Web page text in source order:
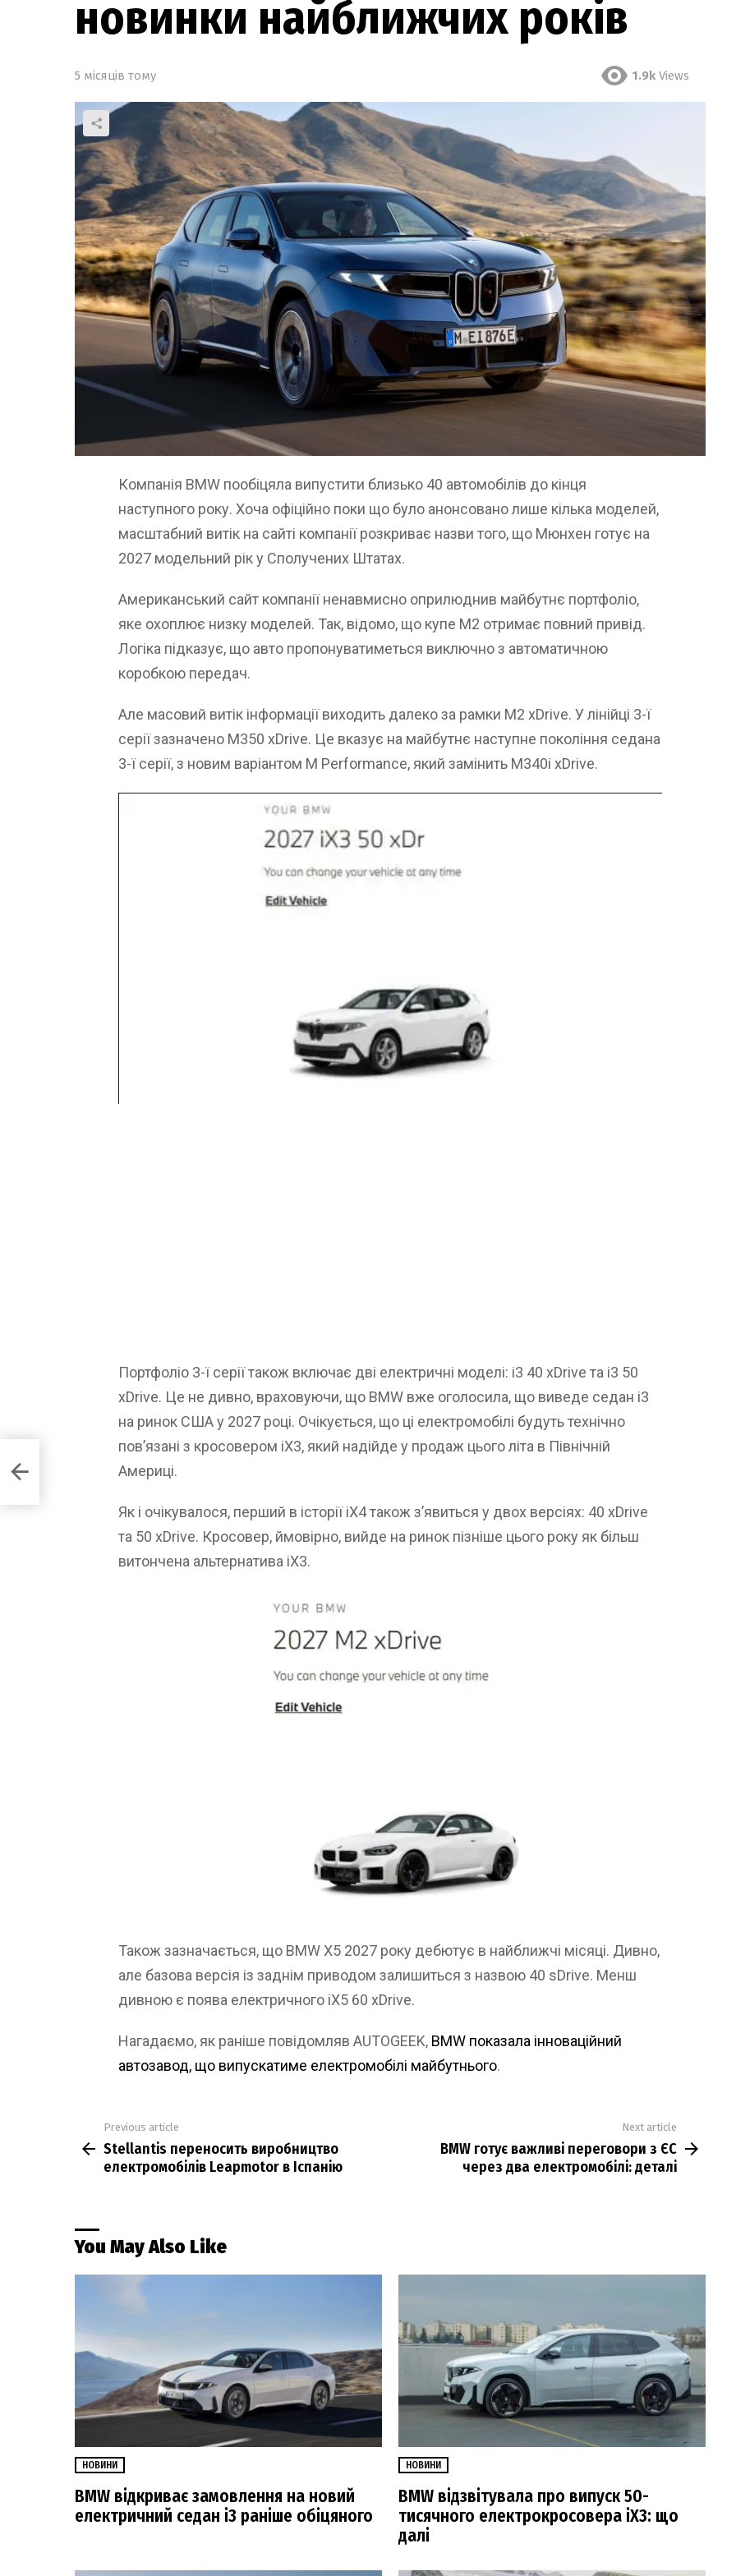
новинки найближчих років
5 місяців тому 1.9k Views
Компанія BMW пообіцяла випустити близько 40 автомобілів до кінця
наступного року. Хоча офіційно поки що було анонсовано лише кілька моделей,
масштабний витік на сайті компанії розкриває назви того, що Мюнхен готує на
2027 модельний рік у Сполучених Штатах.
Американський сайт компанії ненавмисно оприлюднив майбутнє портфоліо,
яке охоплює низку моделей. Так, відомо, що купе M2 отримає повний привід.
Логіка підказує, що авто пропонуватиметься виключно з автоматичною
коробкою передач.
Але масовий витік інформації виходить далеко за рамки M2 xDrive. У лінійці 3-ї
серії зазначено M350 xDrive. Це вказує на майбутнє наступне покоління седана
3-ї серії, з новим варіантом M Performance, який замінить M340i xDrive.
Портфоліо 3-ї серії також включає дві електричні моделі: i3 40 xDrive та i3 50
xDrive. Це не дивно, враховуючи, що BMW вже оголосила, що виведе седан i3
на ринок США у 2027 році. Очікується, що ці електромобілі будуть технічно
пов’язані з кросовером iX3, який надійде у продаж цього літа в Північній
Америці.
Як і очікувалося, перший в історії iX4 також з’явиться у двох версіях: 40 xDrive
та 50 xDrive. Кросовер, ймовірно, вийде на ринок пізніше цього року як більш
витончена альтернатива iX3.
Також зазначається, що BMW X5 2027 року дебютує в найближчі місяці. Дивно,
але базова версія із заднім приводом залишиться з назвою 40 sDrive. Менш
дивною є поява електричного iX5 60 xDrive.
Нагадаємо, як раніше повідомляв AUTOGEEK, BMW показала інноваційний
автозавод, що випускатиме електромобілі майбутнього.
more
Previous article
Stellantis переносить виробництво
електромобілів Leapmotor в Іспанію
Next article
BMW готує важливі переговори з ЄС
через два електромобілі: деталі
You May Also Like
НОВИНИ
BMW відкриває замовлення на новий
електричний седан i3 раніше обіцяного
НОВИНИ
BMW відзвітувала про випуск 50-
тисячного електрокросовера iX3: що
далі